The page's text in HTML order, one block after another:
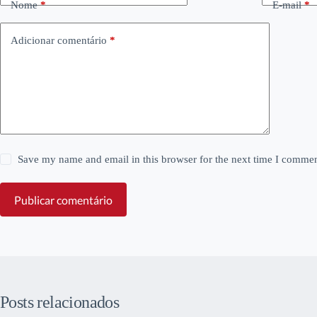
Nome* E-mail*
Adicionar comentário *
Save my name and email in this browser for the next time I
Publicar comentário
Posts relacionados